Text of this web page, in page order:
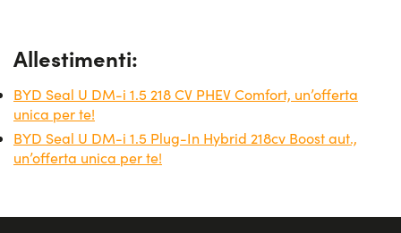
Allestimenti:
BYD Seal U DM-i 1.5 218 CV PHEV Comfort, un’offerta
unica per te!
BYD Seal U DM-i 1.5 Plug-In Hybrid 218cv Boost aut.,
un’offerta unica per te!